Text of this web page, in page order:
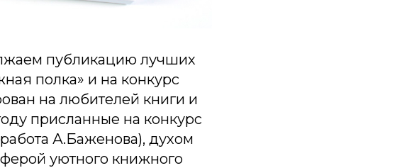
публикацию лучших
полка» и на конкурс
на любителей книги и
присланные на конкурс
А.Баженова), духом
уютного книжного